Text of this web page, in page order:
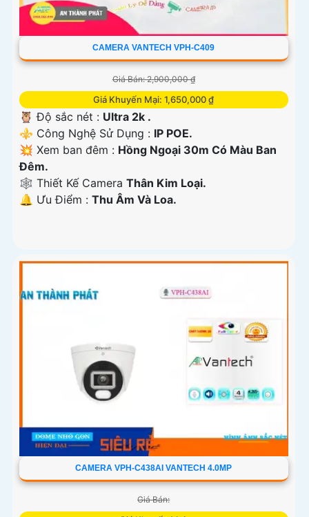
CAMERA VANTECH VPH-C409
Giá Bán: 2,900,000 ₫
Giá Khuyến Mại: 1,650,000 ₫
🦉 Độ sắc nét : Ultra 2k .
⚜️ Công Nghệ Sử Dụng : IP POE.
💥 Xem ban đêm : Hồng Ngoại 30m Có Màu Ban
Đêm.
🕸️ Thiết Kế Camera Thân Kim Loại.
️🔔 Ưu Điểm : Thu Âm Và Loa.
CAMERA VPH-C438AI VANTECH 4.0MP
Giá Bán: